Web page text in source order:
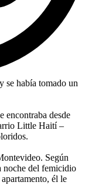
se había tomado un
encontraba desde
Little Haití –
Según
del femicidio
él le